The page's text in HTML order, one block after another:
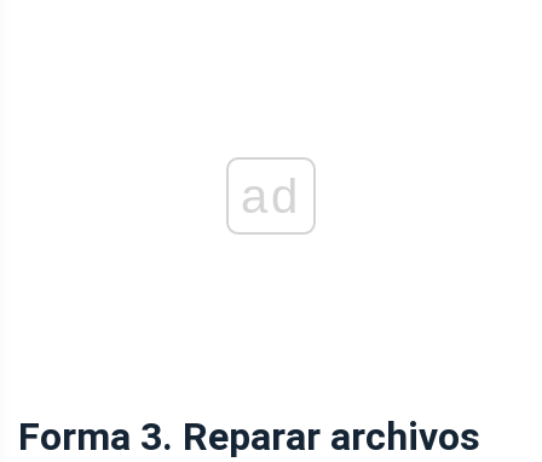
ad
Forma 3. Reparar archivos